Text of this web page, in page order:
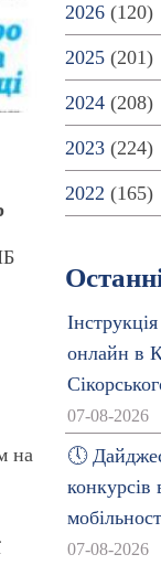
на
2026(120)
2025(201)
2024(208)
2023(224)
2022 (165)
онлайн в
07-08-2026
🕔
конкурсів
07-08-2026